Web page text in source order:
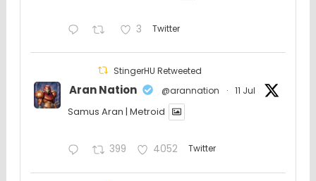
3 Twitter
StingerHU Retweeted
Aran Nation @arannation · 11 Jul
Samus Aran | Metroid
399 4052 Twitter